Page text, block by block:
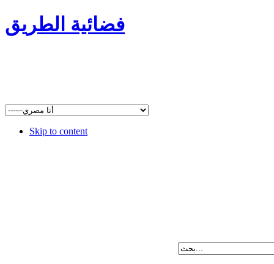
فضائية الطريق
Skip to content